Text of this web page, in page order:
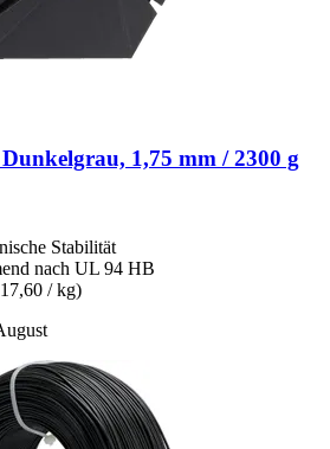
1,75 mm / 2300 g
Stabilität
nach UL 94 HB
/ kg)